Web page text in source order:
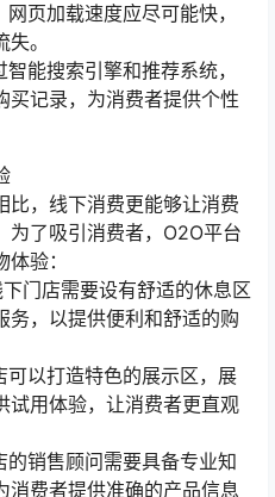
页加载速度应尽可能快，
。
能搜索引擎和推荐系统，
买记录，为消费者提供个性
比，线下消费更能够让消费
为了吸引消费者，O2O平台
验：
门店需要设有舒适的休息区
务，以提供便利和舒适的购
以打造特色的展示区，展
试用体验，让消费者更直观
销售顾问需要具备专业知
消费者提供准确的产品信息